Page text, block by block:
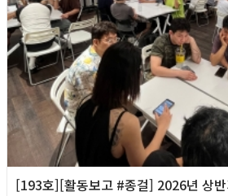
[193호][활동보고 #종걸] 2026년 상반